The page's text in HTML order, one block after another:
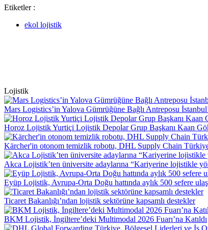
Etiketler :
ekol lojistik
Lojistik
Mars Logistics’in Yalova Gümrüğüne Bağlı Antreposu
Horoz Lojistik Yurtiçi Lojistik Depolar Grup Başkanı Kaan
Kärcher'in otonom temizlik robotu, DHL Supply Chain Türkiye
Akca Lojistik’ten üniversite adaylarına “Kariyerine lojistikle
Eyüp Lojistik, Avrupa-Orta Doğu hattında aylık 500 sefere
Ticaret Bakanlığı’ndan lojistik sektörüne kapsamlı destekler
BKM Lojistik, İngiltere’deki Multimodal 2026 Fuarı’na Katıldı